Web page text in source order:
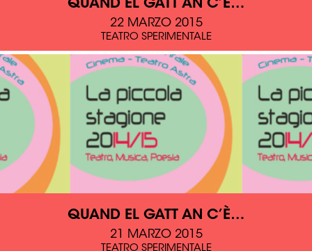
QUAND EL GATT AN C’È…
22 MARZO 2015
TEATRO SPERIMENTALE
QUAND EL GATT AN C’È…
21 MARZO 2015
TEATRO SPERIMENTALE